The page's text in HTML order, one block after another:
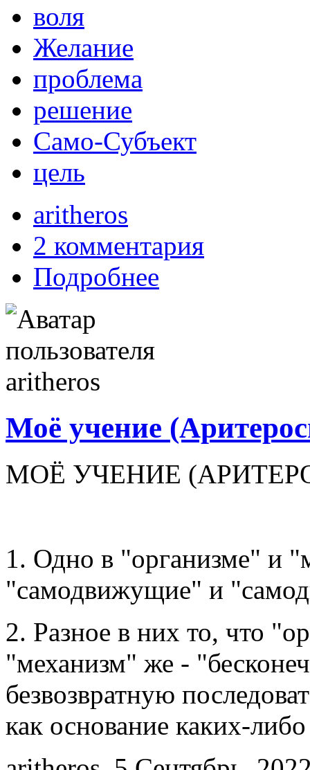
воля
Желание
проблема
решение
Само-Субъект
цель
aritheros
2 комментария
Подробнее
Моё учение
МОЁ УЧЕНИЕ
1. Одно в "организме" и
"самодвижу­щие" и
2. Разное в них то, что
"механизм" же -
безвозвратную
как основание каких-